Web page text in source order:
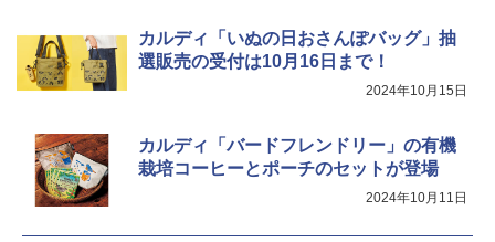
シャープ ウォーターオーブン ヘルシオ
クション トースト機能
￥44,800
カルディ「いぬの日おさんぽバッグ」抽
選販売の受付は10月16日まで！
2024年10月15日
カルディ「バードフレンドリー」の有機
栽培コーヒーとポーチのセットが登場
2024年10月11日